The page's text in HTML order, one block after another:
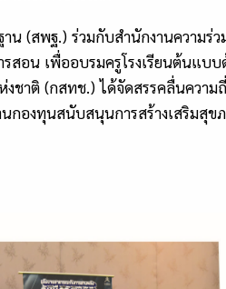
(สพฐ.) ร่วมกับสำนักงานความร่
อน เพื่ออบรมครูโรงเรียนต้นแบ
งชาติ (กสทช.) ได้จัดสรรคลื่นคว
กองทุนสนับสนุนการสร้างเสริมสุ